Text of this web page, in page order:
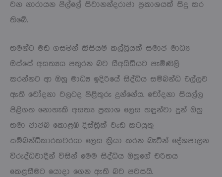
වන නාරායන පිල්ලේ සිවානන්දරාජා ප්‍රකාශයක් සිදු කර
තිබේ.
තමන්ට මඩ ගසමින් කිසියම් කල්ලියක් සමාජ මාධ්‍ය
ඔස්සේ අසත්‍යය පතුරන බව සීඅයිඩීයට පැමිණිලි
කරන්නට ආ ඔහු මාධ්‍ය ඉදිරියේ සිද්ධිය සම්බන්ධ එල්ලව
ඇති චෝදනා වලටද පිළිතුරු දුන්නේය. චෝදනා සියල්ල
පිළිගත නොහැකි අසත්‍ය ප්‍රකාශ ලෙස හඳුන්වා දුන් ඔහු
තමා ජාජබ කොළඹ දිස්ත්‍රික් වැඩ කටයුතු
සම්බන්ධීකාරකවරයා ලෙස ක්‍රියා කරන බැවින් දේශපාලන
විරුද්ධවාදීන් විසින් මෙම සිද්ධිය ඔහුගේ චරිතය
කෙළසීමට යොදා ගෙන ඇති බව පවසයි.